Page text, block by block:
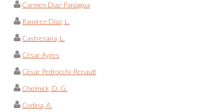
Carmen Díaz-Paniagua
Ramírez-Díaz, L.
Castresana, L.
César Ayres
César Pedrocchi-Renault
Chelmick, D. G.
Codina, A.